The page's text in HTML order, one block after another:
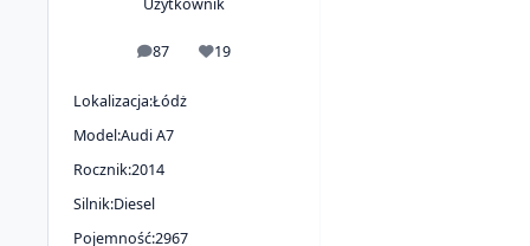
87
odpowiedzi
19
Reputacja
Lokalizacja:Łódż
Model:Audi A7
Rocznik:2014
Silnik:Diesel
Pojemność:2967